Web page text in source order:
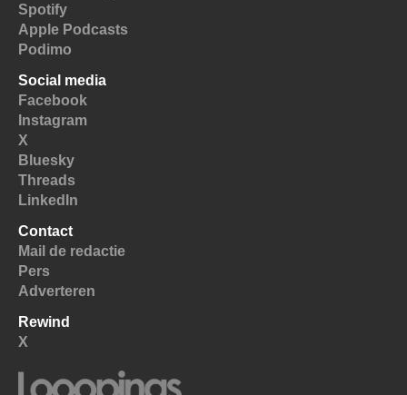
Spotify
Apple Podcasts
Podimo
Social media
Facebook
Instagram
X
Bluesky
Threads
LinkedIn
Contact
Mail de redactie
Pers
Adverteren
Rewind
X